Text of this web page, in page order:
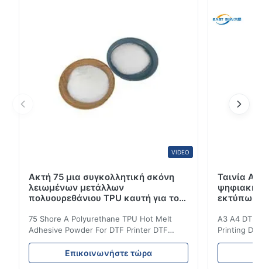
μακροχρόνιες και ασφαλείς μεταφορές. Ευελιξία και
ελαστικότητα: Το TPU είναι γνωστό ...
VIDEO
Ακτή 75 μια συγκολλητική σκόνη
λειωμένων μετάλλων
πολυουρεθάνιου TPU καυτή για τον
75 Shore A Polyurethane TPU Hot Melt
Adhesive Powder For DTF Printer DTF
Powder Technical Parameters Bonding
Parameters ( reference only) Temperature
110-130℃ Press 0.5-1.5 kg/cm2 Time 8-20
Επικοινωνήστε τώρα
Ταινία
ψηφιακή
A3 A4 DTF
Printing
application
pattern